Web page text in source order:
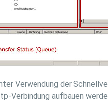
Verwendung der
Verbindung aufbauen